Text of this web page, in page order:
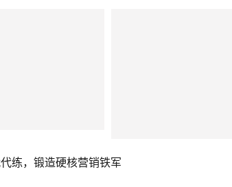
练，锻造硬核营销铁军